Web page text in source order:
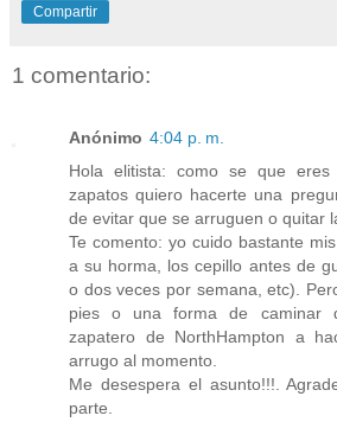
Compartir
1 comentario:
Anónimo 4:04 p. m.
Hola elitista: como se que
zapatos quiero hacerte una
de evitar que se arruguen o quitar
Te comento: yo cuido bastante
a su horma, los cepillo antes de
o dos veces por semana, etc).
pies o una forma de caminar
zapatero de NorthHampton a
arrugo al momento.
Me desespera el asunto!!!.
parte.